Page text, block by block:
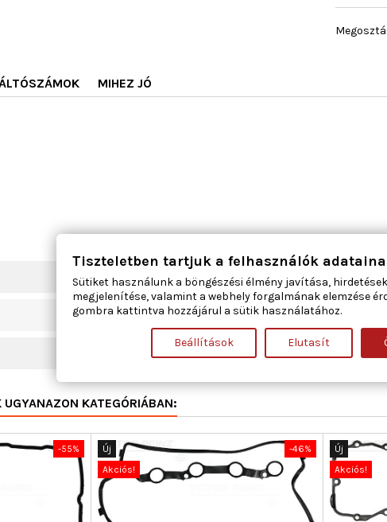
MIHEZ JÓ
265
505
KATEGÓRIÁBAN:
-55% -46%
Új
Akciós!
Új
Akciós!
Tiszteletben tartjuk a felhasználók
Sütiket használunk a böngészési élmény javítása,
megjelenítése, valamint a webhely forgalmának elemzése
gombra kattintva hozzájárul a sütik használatához.
Beállítások Elutasít